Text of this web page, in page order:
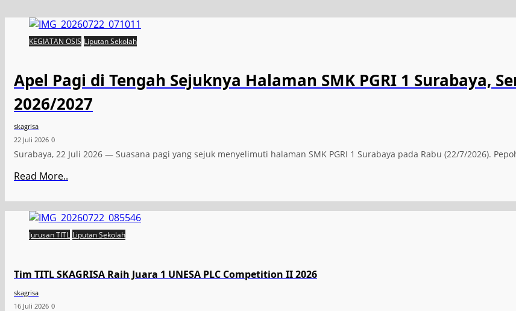
KEGIATAN OSIS Liputan Sekolah
Apel Pagi di Tengah Sejuknya Halaman SMK PGRI 1 Surabaya,
2026/2027
skagrisa
22 Juli 2026 0
Surabaya, 22 Juli 2026 — Suasana pagi yang sejuk menyelimuti halaman SMK PGRI 1 Surabaya pada Rabu (22/7/2026).
Read More..
Jurusan TITL Liputan Sekolah
Tim TITL SKAGRISA Raih Juara 1 UNESA PLC Competition II 2026
skagrisa
16 Juli 2026 0